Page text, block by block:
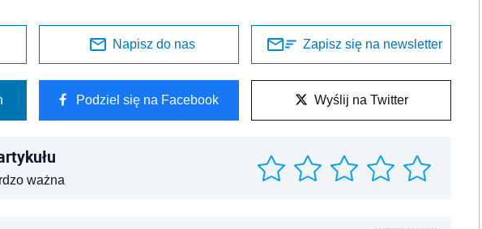
Napisz do nas Zapisz się na newsletter
Podziel się na Facebook Wyślij na Twitter
ważna